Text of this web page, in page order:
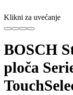
Klikni za uvećanje
BOSCH
ploča